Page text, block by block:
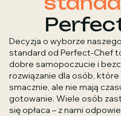
Decyzja o wyborze
standard od Perfect-Chef
dobre samopoczucie i
rozwiązanie dla osób,
smacznie, ale nie mają
gotowanie. Wiele osób
się opłaca – z nami